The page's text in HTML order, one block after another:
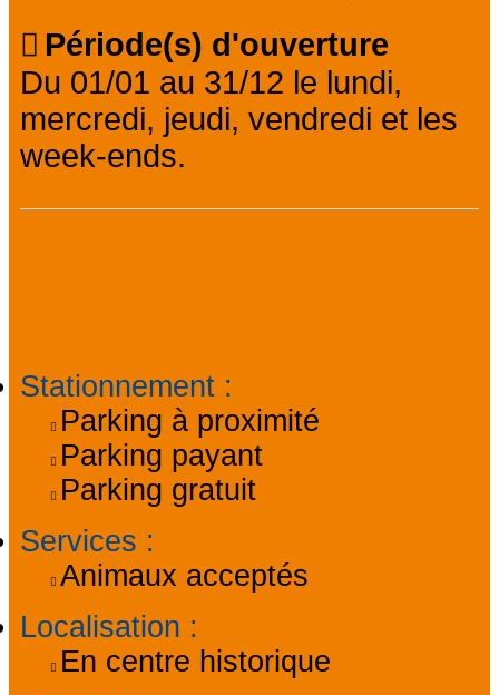
Période(s) d'ouverture
Du 01/01 au 31/12 le lundi,
mercredi, jeudi, vendredi et les
week-ends.
Stationnement :
Parking à proximité
Parking payant
Parking gratuit
Services :
Animaux acceptés
Localisation :
En centre historique